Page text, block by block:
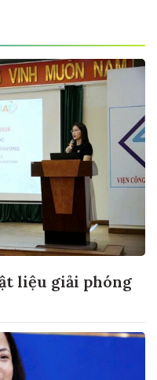
liệu giải phóng